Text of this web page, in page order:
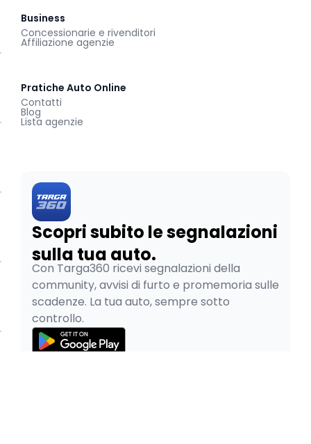
Business
Concessionarie e rivenditori
Affiliazione agenzie
Pratiche Auto Online
Contatti
Blog
Lista agenzie
Scopri subito le segnalazioni
sulla tua auto.
Con Targa360 ricevi segnalazioni della
community, avvisi di furto e promemoria sulle
scadenze. La tua auto, sempre sotto
controllo.